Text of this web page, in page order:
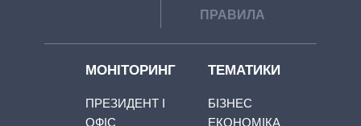
ПРАВИЛА
МОНІТОРИНГ
ПРЕЗИДЕНТ І
ОФІС
ТЕМАТИКИ
БІЗНЕС
ЕКОНОМІКА